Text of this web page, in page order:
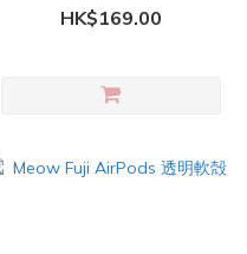
HK$169.00